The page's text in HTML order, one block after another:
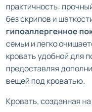
практичность:
без скрипов и
гипоаллергенное
семьи и легко
кровать удобной для
предоставляя
вещей под кроватью.
Кровать, созданная